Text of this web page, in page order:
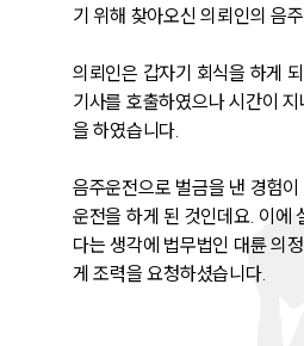
기 위해 찾아오신 의뢰인의 음
의뢰인은 갑자기 회식을 하게
기사를 호출하였으나 시간이
을 하였습니다.
음주운전으로 벌금을 낸 경험
운전을 하게 된 것인데요. 이에
다는 생각에 법무법인 대륜 의
게 조력을 요청하셨습니다.